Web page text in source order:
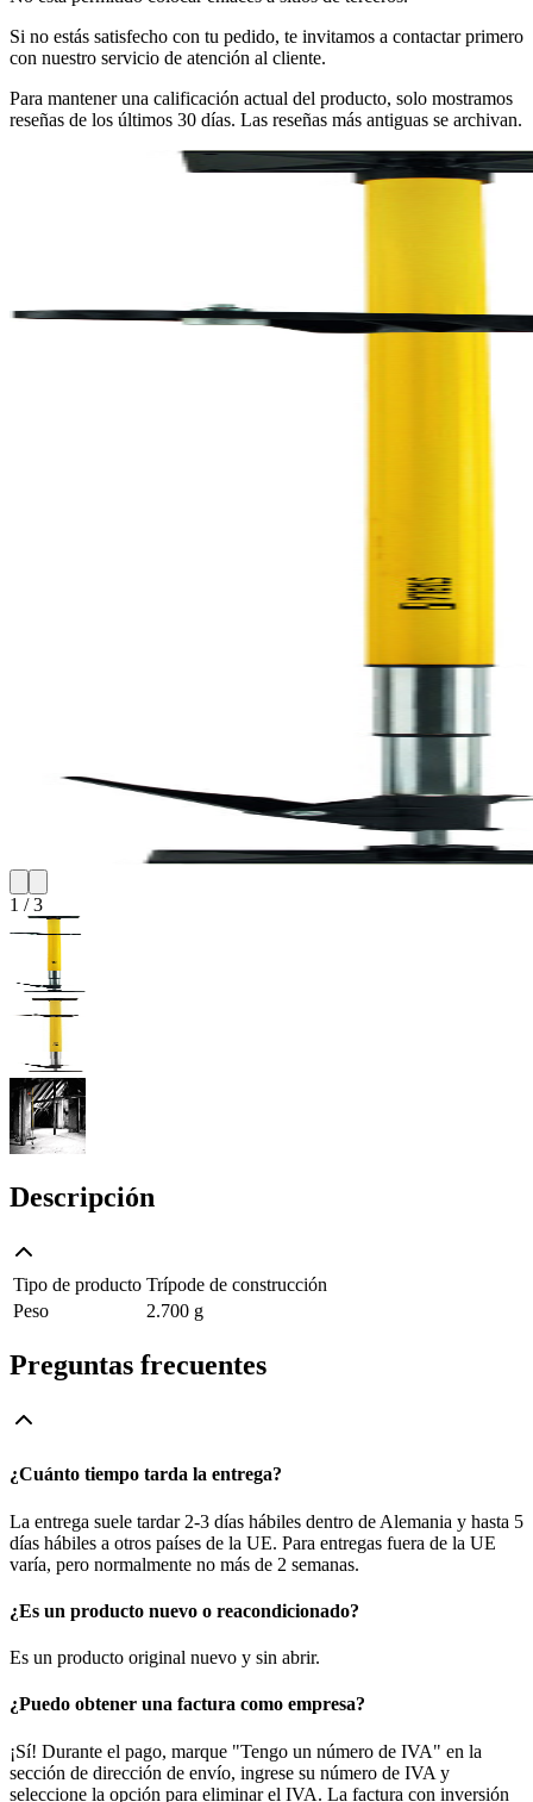
Si no estás satisfecho con tu pedido, te invitamos a contactar primero
con nuestro servicio de atención al cliente.
Para mantener una calificación actual del producto, solo mostramos
reseñas de los últimos 30 días. Las reseñas más antiguas se archivan.
1 /3
Descripción
Tipo de producto Trípode de construcción
Peso
2.700 g
Preguntas frecuentes
¿Cuánto tiempo tarda la entrega?
La entrega suele tardar 2-3 días hábiles dentro de Alemania y hasta 5
días hábiles a otros países de la UE. Para entregas fuera de la UE
varía, pero normalmente no más de 2 semanas.
¿Es un producto nuevo o reacondicionado?
Es un producto original nuevo y sin abrir.
¿Puedo obtener una factura como empresa?
¡Sí! Durante el pago, marque "Tengo un número de IVA" en la
sección de dirección de envío, ingrese su número de IVA y
seleccione la opción para eliminar el IVA. La factura con inversión